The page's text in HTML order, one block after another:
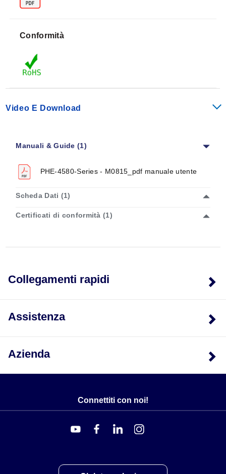
(176 °F).
PPS, altamente resistente a soluzioni che possono
avvelenare l'elettrodo.
Conformità
Video E Download
Manuali & Guide (1)
PHE-4580-Series - M0815_pdf manuale utente
Scheda Dati (1)
Certificati di conformità (1)
Collegamenti rapidi
Assistenza
Azienda
Connettiti con noi!